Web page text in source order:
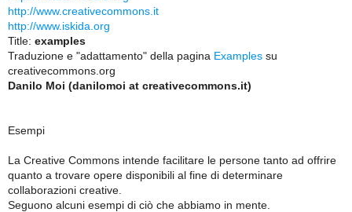
http://www.creativecommons.it
http://www.iskida.org
Title: examples
Traduzione e "adattamento" della pagina Examples su
creativecommons.org
Danilo Moi (danilomoi at creativecommons.it)
Esempi
La Creative Commons intende facilitare le persone tanto ad offrire
quanto a trovare opere disponibili al fine di determinare
collaborazioni creative.
Seguono alcuni esempi di ciò che abbiamo in mente.